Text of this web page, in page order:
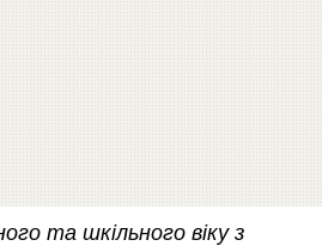
та шкільного віку з